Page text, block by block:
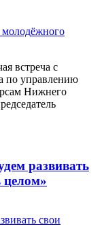
встреча с
по управлению
Нижнего
развивать
целом»